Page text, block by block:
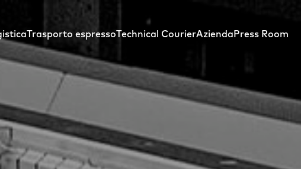
Trasporto espressoTechnical CourierAzienda Press Room